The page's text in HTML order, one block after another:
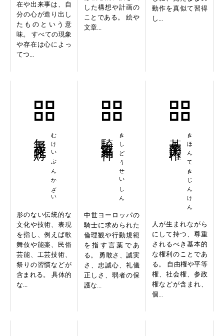
在や出来事は、自
分の心が造り出し
たものという意
味。 すべての現象
や存在は心によっ
てつ...
した構想や計画の
ことである。 絵や
文章...
動作を真似て習得
し...
むけいぶんかざい
形のない伝統的な
文化や技術、表現
を指し、例えば歌
舞伎や能楽、民俗
芸能、工芸技術、
祭りの習慣などが
含まれる。 具体的
な...
きしどうせいしん
中世ヨーロッパの
騎士に求められた
倫理観や行動規範
を指す言葉であ
る。 勇敢さ、誠実
さ、忠誠心、礼儀
正しさ、弱者の保
護な...
きほんてきじんけん
人が生まれながら
にして持つ、尊重
されるべき基本的
な権利のことであ
る。 自由権や平等
権、社会権、参政
権などが含まれ、
個...